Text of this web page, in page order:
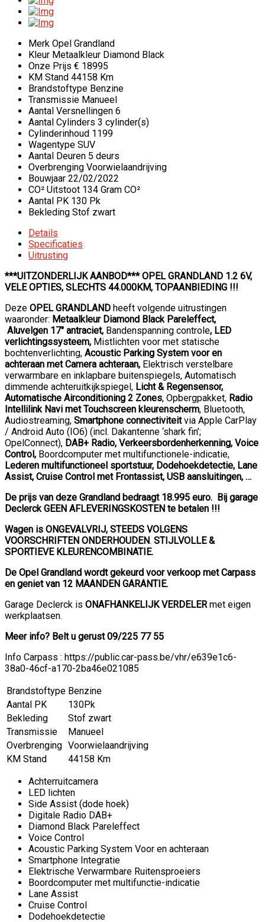
Merk Opel Grandland
Kleur Metaalkleur Diamond Black
Onze Prijs € 18995
KM Stand 44158 Km
Brandstoftype Benzine
Transmissie Manueel
Aantal Versnellingen 6
Aantal Cylinders 3 cylinder(s)
Cylinderinhoud 1199
Wagentype SUV
Aantal Deuren 5 deurs
Overbrenging Voorwielaandrijving
Bouwjaar 22/02/2022
CO² Uitstoot 134 Gram CO²
Aantal PK 130 Pk
Bekleding Stof zwart
Details
Specificaties
Uitrusting
***UITZONDERLIJK AANBOD*** OPEL GRANDLAND 1.2 6V,
VELE OPTIES, SLECHTS 44.000KM, TOPAANBIEDING !!!
Deze OPEL GRANDLAND heeft volgende uitrustingen
waaronder: Metaalkleur Diamond Black Pareleffect,
Aluvelgen 17″ antraciet, Bandenspanning controle, LED
verlichtingssysteem, Mistlichten voor met statische
bochtenverlichting, Acoustic Parking System voor en
achteraan metCamera achteraan, Elektrisch verstelbare
verwarmbare en inklapbare buitenspiegels, Automatisch
dimmende achteruitkijkspiegel, Licht & Regensensor,
Automatische Airconditioning 2 Zones, Opbergpakket, Radio
IntellilinkNavi met Touchscreen kleurenscherm, Bluetooth,
Audiostreaming, Smartphone connectiviteitvia Apple CarPlay
/ Android Auto (IO6) (incl. Dakantenne ‘shark fin’;
OpelConnect), DAB+ Radio, Verkeersbordenherkenning, Voice
Control, Boordcomputer met multifunctionele-indicatie,
Lederen multifunctioneel sportstuur, Dodehoekdetectie, Lane
Assist, Cruise Control met Frontassist, USB aansluitingen, …
De prijs van deze Grandland bedraagt 18.995 euro. Bij garage
Declerck GEEN AFLEVERINGSKOSTEN te betalen !!!
Wagen is ONGEVALVRIJ, STEEDS VOLGENS
VOORSCHRIFTEN ONDERHOUDEN. STIJLVOLLE &
SPORTIEVE KLEURENCOMBINATIE.
De Opel Grandland wordt gekeurd voor verkoop met Carpass
en geniet van 12 MAANDEN GARANTIE.
Garage Declerck is ONAFHANKELIJK VERDELERmet eigen
werkplaatsen.
Meer info? Belt u gerust 09/225 77 55
Info Carpass : https://public.car-pass.be/vhr/e639e1c6-
38a0-46cf-a170-2ba46e021085
Brandstoftype Benzine
Aantal PK
130Pk
Bekleding
Stof zwart
Transmissie
Manueel
Overbrenging Voorwielaandrijving
KM Stand
44158 Km
Achterruitcamera
LED lichten
Side Assist (dode hoek)
Digitale Radio DAB+
Diamond Black Pareleffect
Voice Control
Acoustic Parking System Voor en achteraan
Smartphone Integratie
Elektrische Verwarmbare Ruitensproeiers
Boordcomputer met multifunctie-indicatie
Lane Assist
Cruise Control
Dodehoekdetectie